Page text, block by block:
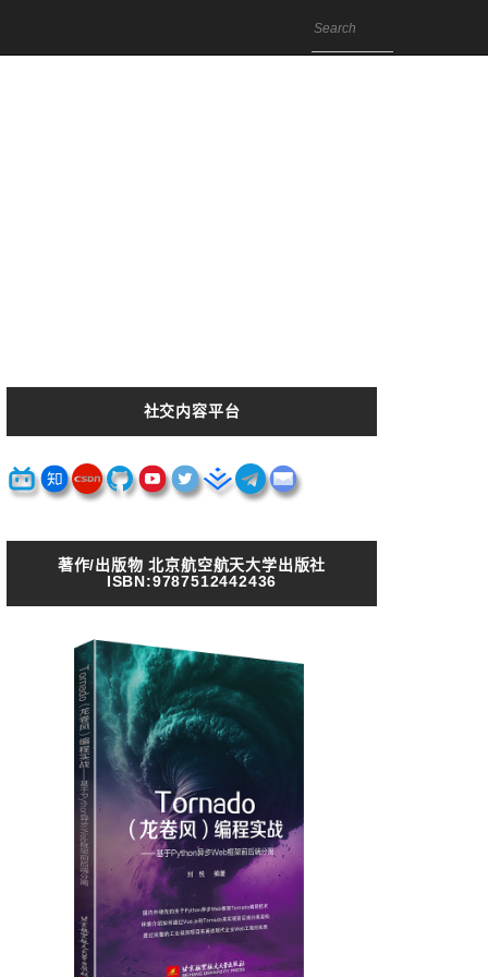
社交内容平台
著作/出版物 北京航空航天大学出版社
ISBN:9787512442436